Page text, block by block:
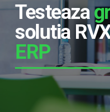
Testeaza
solutia
ERP